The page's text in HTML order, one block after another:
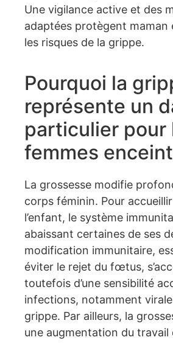
Une vigilance active et des
adaptées protègent maman
les risques de la grippe.
Pourquoi la
représente un
particulier pour
femmes
La grossesse modifie
corps féminin. Pour
l’enfant, le système
abaissant certaines de ses
modification immunitaire,
éviter le rejet du fœtus,
toutefois d’une sensibilité
infections, notamment
grippe. Par ailleurs, la
une augmentation du travail